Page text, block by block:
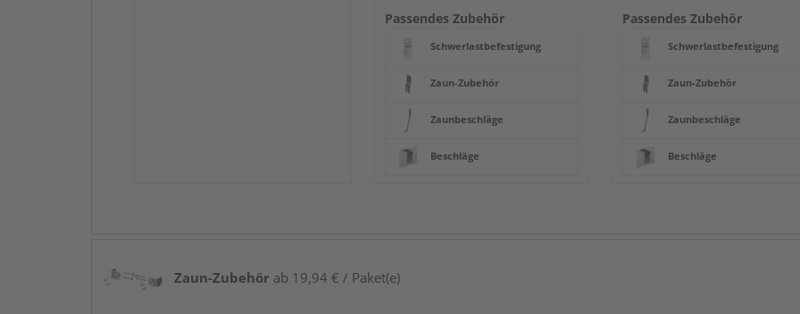
Passendes Zubehör
Schwerlastbefestigung
Zaun-Zubehör
Zaunbeschläge
Beschläge
Passendes Zubehör
Schwerlastbefestigung
Zaun-Zubehör
Zaunbeschläge
Beschläge
Zaun-Zubehör ab 19,94 € / Paket(e)